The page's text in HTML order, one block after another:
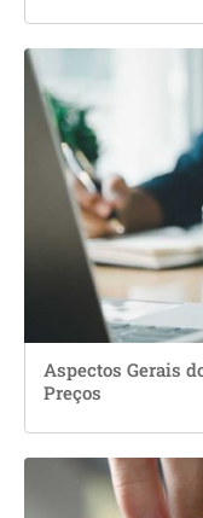
Aspectos Gerais
Preços